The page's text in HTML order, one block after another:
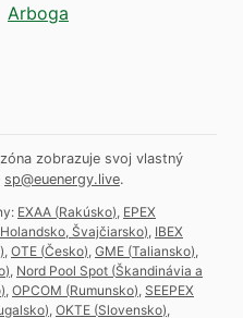
Arboga
zobrazuje svoj vlastný
sp@euenergy.live.
EXAA (Rakúsko) EPEX
Švajčiarsko) IBEX
) OTE (Česko) GME (Taliansko)
) Nord Pool Spot (Škandinávia a
) OPCOM (Rumunsko) SEEPEX
) OKTE (Slovensko)